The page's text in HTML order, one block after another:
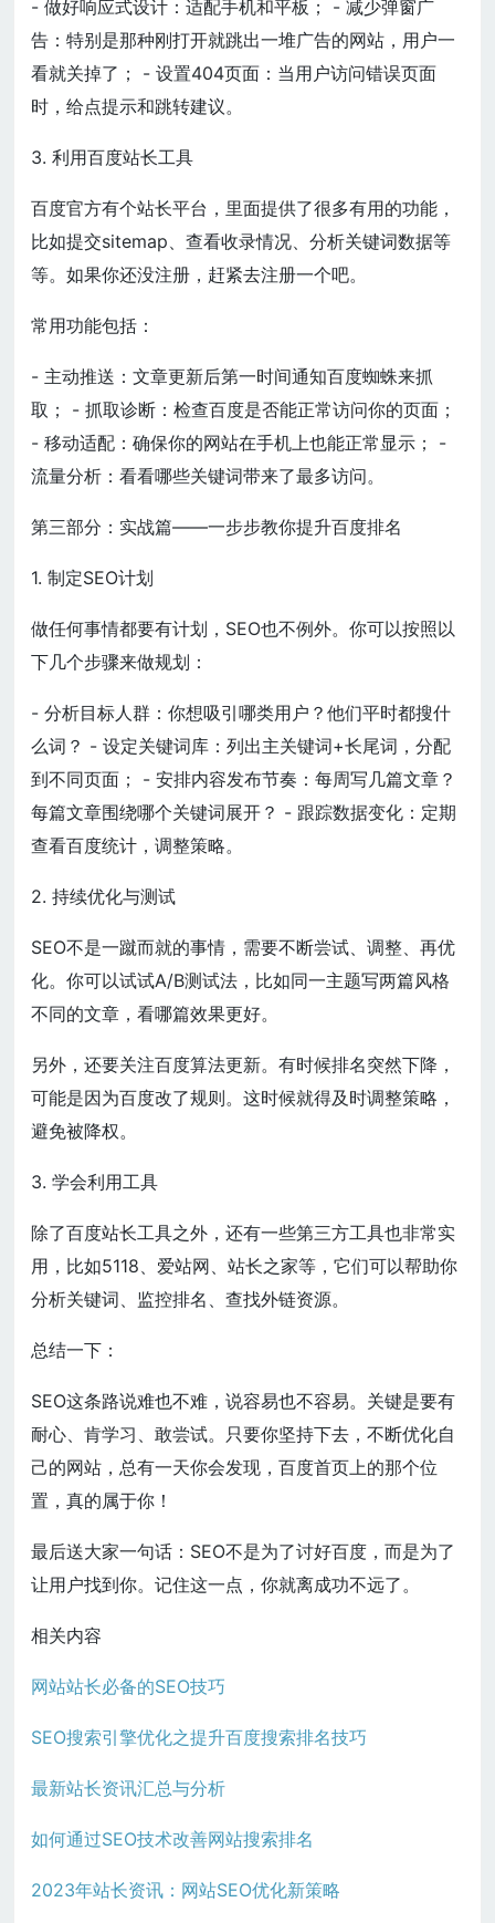
- 做好响应式设计：适配手机和平板； - 减少弹窗广
告：特别是那种刚打开就跳出一堆广告的网站，用户一
看就关掉了； - 设置404页面：当用户访问错误页面
时，给点提示和跳转建议。
3. 利用百度站长工具
百度官方有个站长平台，里面提供了很多有用的功能，
比如提交sitemap、查看收录情况、分析关键词数据等
等。如果你还没注册，赶紧去注册一个吧。
常用功能包括：
- 主动推送：文章更新后第一时间通知百度蜘蛛来抓
取； - 抓取诊断：检查百度是否能正常访问你的页面；
- 移动适配：确保你的网站在手机上也能正常显示； -
流量分析：看看哪些关键词带来了最多访问。
第三部分：实战篇——一步步教你提升百度排名
1. 制定SEO计划
做任何事情都要有计划，SEO也不例外。你可以按照以
下几个步骤来做规划：
- 分析目标人群：你想吸引哪类用户？他们平时都搜什
么词？ - 设定关键词库：列出主关键词+长尾词，分配
到不同页面； - 安排内容发布节奏：每周写几篇文章？
每篇文章围绕哪个关键词展开？ - 跟踪数据变化：定期
查看百度统计，调整策略。
2. 持续优化与测试
SEO不是一蹴而就的事情，需要不断尝试、调整、再优
化。你可以试试A/B测试法，比如同一主题写两篇风格
不同的文章，看哪篇效果更好。
另外，还要关注百度算法更新。有时候排名突然下降，
可能是因为百度改了规则。这时候就得及时调整策略，
避免被降权。
3. 学会利用工具
除了百度站长工具之外，还有一些第三方工具也非常实
用，比如5118、爱站网、站长之家等，它们可以帮助你
分析关键词、监控排名、查找外链资源。
总结一下：
SEO这条路说难也不难，说容易也不容易。关键是要有
耐心、肯学习、敢尝试。只要你坚持下去，不断优化自
己的网站，总有一天你会发现，百度首页上的那个位
置，真的属于你！
最后送大家一句话：SEO不是为了讨好百度，而是为了
让用户找到你。记住这一点，你就离成功不远了。
相关内容
网站站长必备的SEO技巧
SEO搜索引擎优化之提升百度搜索排名技巧
最新站长资讯汇总与分析
如何通过SEO技术改善网站搜索排名
2023年站长资讯：网站SEO优化新策略